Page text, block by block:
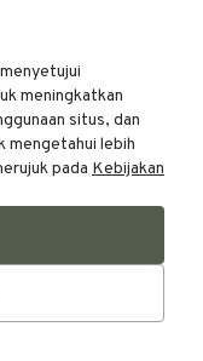
meningkatkan
situs, dan
mengetahui lebih
pada Kebijakan